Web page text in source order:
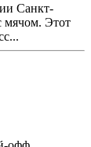
Санкт-
мячом. Этот